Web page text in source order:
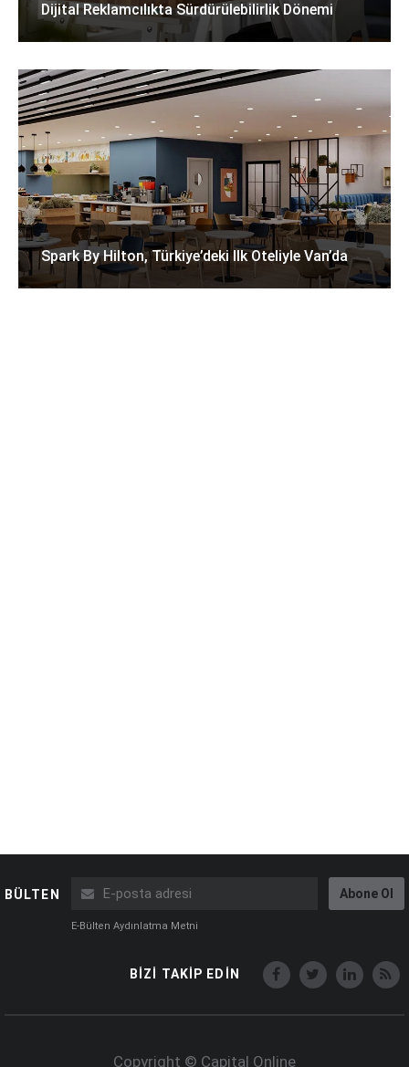
Dijital Reklamcılıkta Sürdürülebilirlik Dönemi
Spark By Hilton, Türkiye’deki Ilk Oteliyle Van’da
BÜLTEN Abone Ol
E-Bülten Aydınlatma Metni
BİZİ TAKİP EDİN
Copyright © Capital Online